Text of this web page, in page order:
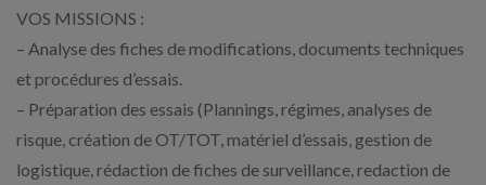
VOS MISSIONS :
– Analyse des fiches de modifications, documents techniques
et procédures d’essais.
– Préparation des essais (Plannings, régimes, analyses de
risque, création de OT/TOT, matériel d’essais, gestion de
logistique, rédaction de fiches de surveillance, redaction de